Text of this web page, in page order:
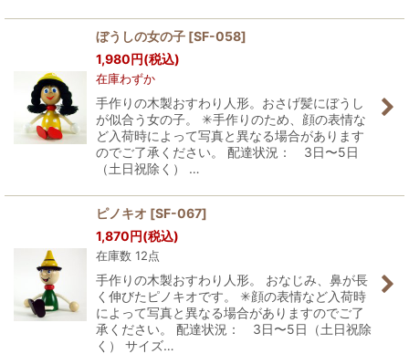
ぼうしの女の子 [SF-058]
1,980円(税込)
在庫わずか
手作りの木製おすわり人形。おさげ髪にぼうし
が似合う女の子。 ✳︎手作りのため、顔の表情な
ど入荷時によって写真と異なる場合があります
のでご了承ください。 配達状況： 3日〜5日
（土日祝除く） …
ピノキオ [SF-067]
1,870円(税込)
在庫数 12点
手作りの木製おすわり人形。 おなじみ、鼻が長
く伸びたピノキオです。 ✳︎顔の表情など入荷時
によって写真と異なる場合がありますのでご了
承ください。 配達状況： 3日〜5日（土日祝除
く） サイズ…